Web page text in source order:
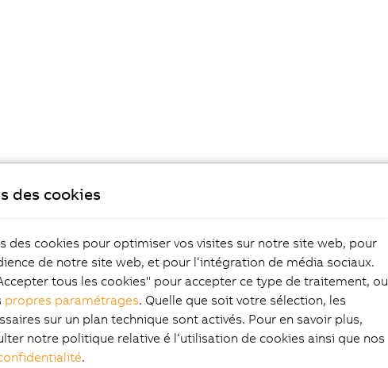
des cookies
des cookies pour optimiser vos visites sur notre site web, pour
de notre site web, et pour l‘intégration de média sociaux.
tous les cookies" pour accepter ce type de traitement, ou
propres paramétrages. Quelle que soit votre sélection, les
sur un plan technique sont activés. Pour en savoir plus,
notre politique relative é l‘utilisation de cookies ainsi que nos
.